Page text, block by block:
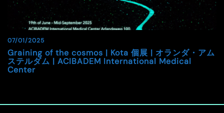
07/01/2025
Graining of the cosmos | Kota 個展 | オランダ・アム
ステルダム | ACIBADEM International Medical
Center